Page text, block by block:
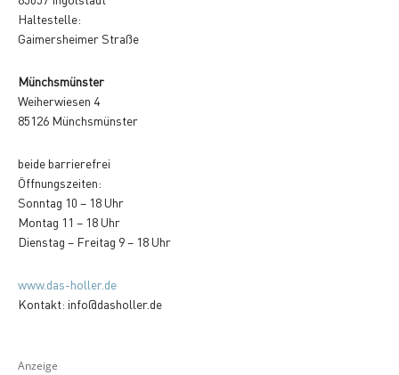
Haltestelle:
Gaimersheimer Straße
Münchsmünster
Weiherwiesen 4
85126 Münchsmünster
beide barrierefrei
Öffnungszeiten:
Sonntag 10 – 18 Uhr
Montag 11 – 18 Uhr
Dienstag – Freitag 9 – 18 Uhr
www.das-holler.de
Kontakt: info@dasholler.de
Anzeige